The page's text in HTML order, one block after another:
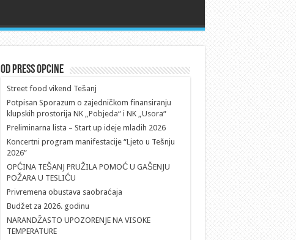
Od Press Opcine
Street food vikend Tešanj
Potpisan Sporazum o zajedničkom finansiranju
klupskih prostorija NK „Pobjeda“ i NK „Usora“
Preliminarna lista – Start up ideje mladih 2026
Koncertni program manifestacije “Ljeto u Tešnju
2026”
OPĆINA TEŠANJ PRUŽILA POMOĆ U GAŠENJU
POŽARA U TESLIĆU
Privremena obustava saobraćaja
Budžet za 2026. godinu
NARANDŽASTO UPOZORENJE NA VISOKE
TEMPERATURE